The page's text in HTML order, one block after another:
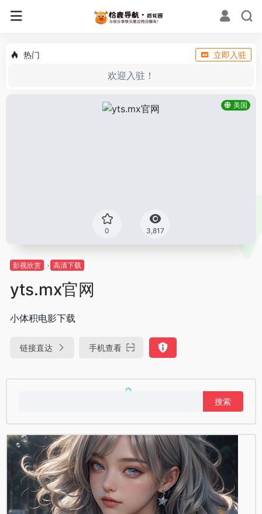
热门 立即入驻
欢迎入驻！
美国
0 3,817
影视欣赏 高清下载
yts.mx官网
小体积电影下载
链接直达 手机查看